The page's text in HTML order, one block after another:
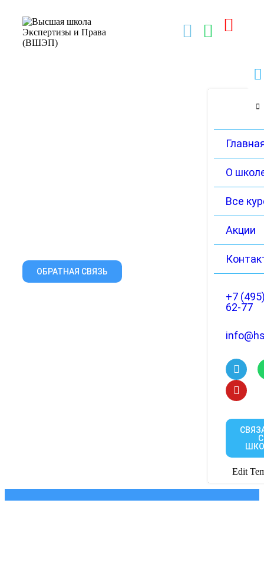
ОБРАТНАЯ СВЯЗЬ
О
Все
Акции
+7
62-77
Edit